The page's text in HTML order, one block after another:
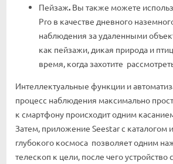
Пейзаж. Вы также можете
Pro в качестве дневного
наблюдения за удаленными
как пейзажи, дикая природа и
время, когда захотите
Интеллектуальные функции и
процесс наблюдения максимально
к смартфону происходит одним
Затем, приложение Seestar с каталогом
глубокого космоса позволяет одним
телескоп к цели, после чего устройство